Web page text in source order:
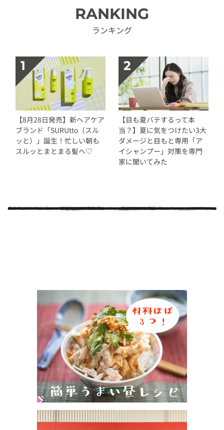
RANKING
ランキング
【8月28日発売】新ヘアケア
ブランド「SURUtto（スル
ッと）」誕生！忙しい朝も
スルッとまとまる髪へ♡
【目も夏バテするって本
当？】夏に気をつけたい3大
ダメージと目もと専用「ア
イシャンプー」対策を専門
家に聞いてみた